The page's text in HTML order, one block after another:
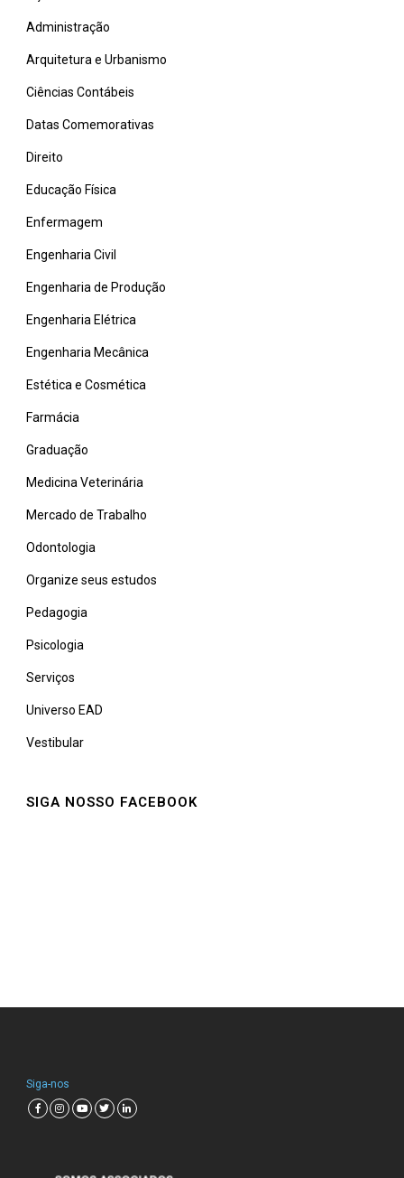
Administração
Arquitetura e Urbanismo
Ciências Contábeis
Datas Comemorativas
Direito
Educação Física
Enfermagem
Engenharia Civil
Engenharia de Produção
Engenharia Elétrica
Engenharia Mecânica
Estética e Cosmética
Farmácia
Graduação
Medicina Veterinária
Mercado de Trabalho
Odontologia
Organize seus estudos
Pedagogia
Psicologia
Serviços
Universo EAD
Vestibular
SIGA NOSSO FACEBOOK
Siga-nos